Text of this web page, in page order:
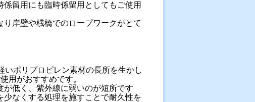
留用にも臨時係留用としてもご使用
岸壁や桟橋でのロープワークがとて
いポリプロピレン素材の長所を生かし
用がおすすめです。
低く、紫外線に弱いのが短所です
なくする処理を施すことで耐久性を